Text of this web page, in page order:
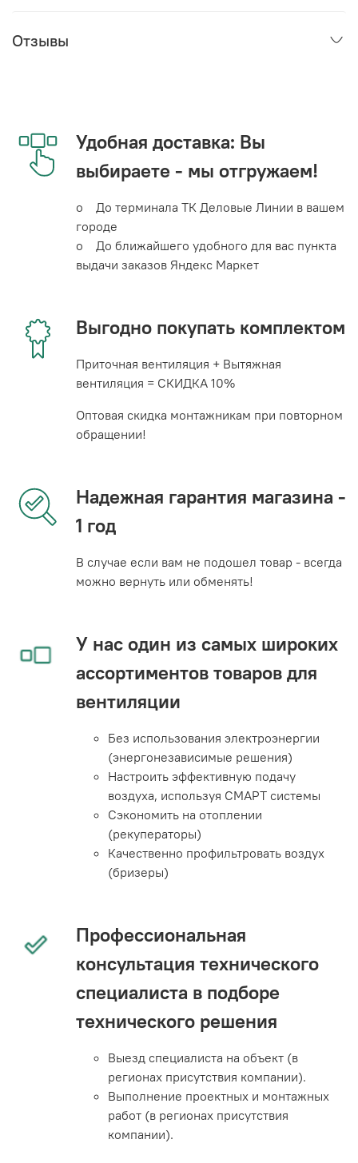
Отзывы
Удобная доставка: Вы
выбираете - мы отгружаем!
o До терминала ТК Деловые Линии в вашем
городе
o До ближайшего удобного для вас пункта
выдачи заказов Яндекс Маркет
Выгодно покупать комплектом
Приточная вентиляция + Вытяжная
вентиляция = СКИДКА 10%
Оптовая скидка монтажникам при повторном
обращении!
Надежная гарантия магазина -
1 год
В случае если вам не подошел товар - всегда
можно вернуть или обменять!
У нас один из самых широких
ассортиментов товаров для
вентиляции
Без использования электроэнергии
(энергонезависимые решения)
Настроить эффективную подачу
воздуха, используя СМАРТ системы
Сэкономить на отоплении
(рекуператоры)
Качественно профильтровать воздух
(бризеры)
Профессиональная
консультация технического
специалиста в подборе
технического решения
Выезд специалиста на объект (в
регионах присутствия компании).
Выполнение проектных и монтажных
работ (в регионах присутствия
компании).